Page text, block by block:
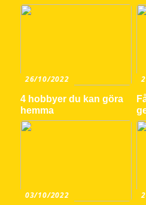
26/10/2022
4 hobbyer du kan göra
hemma
03/10/2022